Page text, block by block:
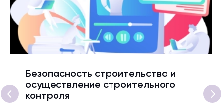
Безопасность строительства и
осуществление строительного
контроля